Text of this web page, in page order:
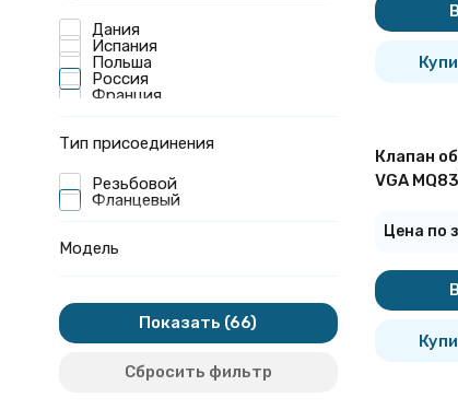
Клапан
VGA
Цена по
Дания
Испания
Польша
Россия
Франция
Тип присоединения
Резьбовой
Фланцевый
Модель
Показать
Сбросить фильтр